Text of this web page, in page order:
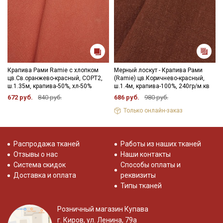
Крапива Рами Ramie с хлопком
цв.Св.оранжево-красный, СОРТ2,
ш.1.35м, крапива-50%, хл-50%
672 руб. 840 руб.
Мерный лоскут - Крапива Рами
(Ramie) цв.Коричнево-красный,
ш.1.4м, крапива-100%, 240гр/м.кв
686 руб. 980 руб.
Только онлайн-заказ
Распродажа тканей
Отзывы о нас
Система скидок
Доставка и оплата
Работы из наших тканей
Наши контакты
Способы оплаты и
реквизиты
Типы тканей
Розничный магазин Купава
г. Киров, ул. Ленина, 79а
Подписаться
Политикой обработки персональных
Согласие на обработку персональных
ДаюСогласие на получение рекламных и
информационных рассылок